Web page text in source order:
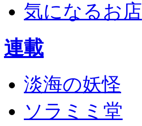
気になるお店
連載
淡海の妖怪
ソラミミ堂